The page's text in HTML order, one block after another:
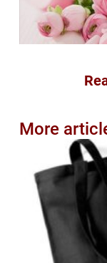
More